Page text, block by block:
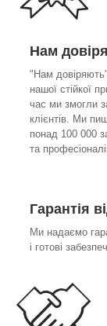
Нам
"Нам
нашої стійкої
час ми змогли
клієнтів. Ми
понад 100 000
та
Гарантія
Ми надаємо
і готові